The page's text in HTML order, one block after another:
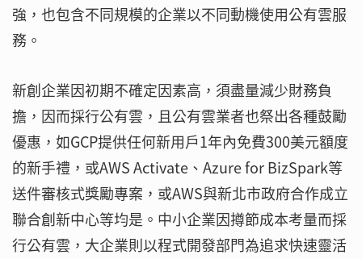
強，也包含不同規模的企業以不同動機使用公有雲服
務。
新創企業因初期不確定因素高，須盡量減少財務負
擔，因而採行公有雲，且公有雲業者也祭出各種鼓勵
優惠，如GCP提供任何新用戶1年內免費300美元額度
的新手禮，或AWS Activate、Azure for BizSpark等
送件審核式獎勵專案，或AWS與新北市政府合作成立
聯合創新中心等均是。中小企業因撙節成本考量而採
行公有雲，大企業則以程式開發部門為追求快速靈活